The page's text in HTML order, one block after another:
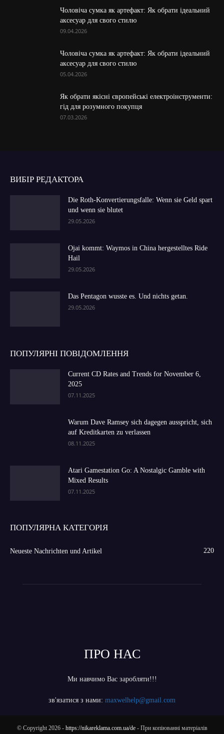
Чоловіча сумка як артефакт: Як обрати ідеальний
аксесуар для свого стилю
09.04.2026
Чоловіча сумка як артефакт: Як обрати ідеальний
аксесуар для свого стилю
05.04.2026
Як обрати якісні європейські електроінструменти:
гід для розумного покупця
07.03.2026
ВИБІР РЕДАКТОРА
Die Roth-Konvertierungsfalle: Wenn sie Geld spart
und wenn sie blutet
29.05.2026
Ojai kommt: Waymos in China hergestelltes Ride
Hail
29.05.2026
Das Pentagon wusste es. Und nichts getan.
29.05.2026
ПОПУЛЯРНІ ПОВІДОМЛЕННЯ
Current CD Rates and Trends for November 6,
2025
07.11.2025
Warum Dave Ramsey sich dagegen ausspricht, sich
auf Kreditkarten zu verlassen
08.11.2025
Atari Gamestation Go: A Nostalgic Gamble with
Mixed Results
07.11.2025
ПОПУЛЯРНА КАТЕГОРІЯ
Neueste Nachrichten und Artikel 220
ПРО НАС
Ми навчимо Вас заробляти!!!
зв'язатися з нами: maxwelhelp@gmail.com
© Copyright 2026 - https://nikareklama.com.ua/de- При копіюванні матеріалів